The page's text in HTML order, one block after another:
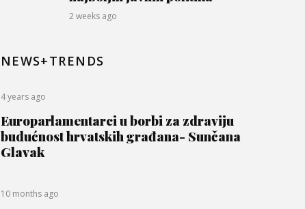
2 weeks ago
NEWS+TRENDS
4 years ago
Europarlamentarci u borbi za zdraviju
budućnost hrvatskih građana- Sunčana
Glavak
10 months ago